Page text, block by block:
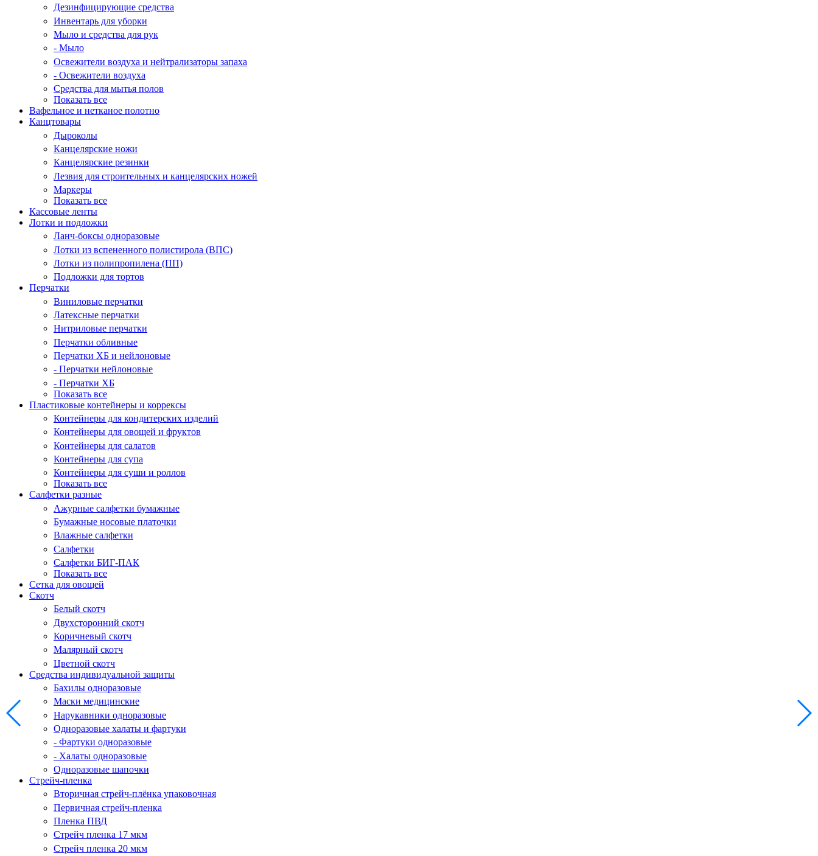
Дезинфицирующие средства
Инвентарь для уборки
Мыло и средства для рук
- Мыло
Освежители воздуха и нейтрализаторы запаха
- Освежители воздуха
Средства для мытья полов
Показать все
Вафельное и нетканое полотно
Канцтовары
Дыроколы
Канцелярские ножи
Канцелярские резинки
Лезвия для строительных и канцелярских ножей
Маркеры
Показать все
Кассовые ленты
Лотки и подложки
Ланч-боксы одноразовые
Лотки из вспененного полистирола (ВПС)
Лотки из полипропилена (ПП)
Подложки для тортов
Перчатки
Виниловые перчатки
Латексные перчатки
Нитриловые перчатки
Перчатки обливные
Перчатки ХБ и нейлоновые
- Перчатки нейлоновые
- Перчатки ХБ
Показать все
Пластиковые контейнеры и коррексы
Контейнеры для кондитерских изделий
Контейнеры для овощей и фруктов
Контейнеры для салатов
Контейнеры для супа
Контейнеры для суши и роллов
Показать все
Салфетки разные
Ажурные салфетки бумажные
Бумажные носовые платочки
Влажные салфетки
Салфетки
Салфетки БИГ-ПАК
Показать все
Сетка для овощей
Скотч
Белый скотч
Двухсторонний скотч
Коричневый скотч
Малярный скотч
Цветной скотч
Средства индивидуальной защиты
Бахилы одноразовые
Маски медицинские
Нарукавники одноразовые
Одноразовые халаты и фартуки
- Фартуки одноразовые
- Халаты одноразовые
Одноразовые шапочки
Стрейч-пленка
Вторичная стрейч-плёнка упаковочная
Первичная стрейч-пленка
Пленка ПВД
Стрейч пленка 17 мкм
Стрейч пленка 20 мкм